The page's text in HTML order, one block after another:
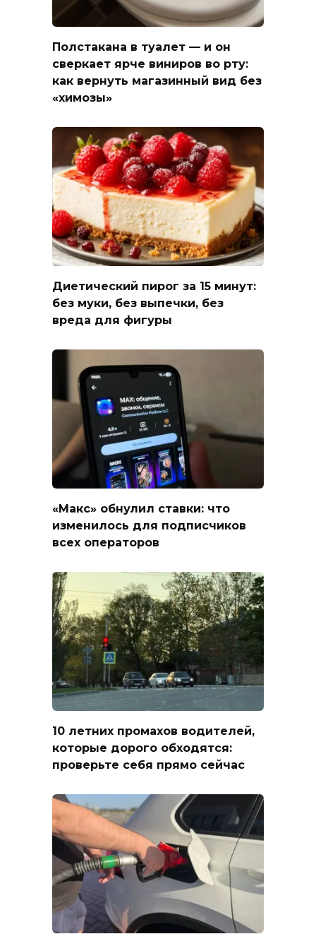
Полстакана в туалет — и он
сверкает ярче виниров во рту:
как вернуть магазинный вид без
«химозы»
Диетический пирог за 15 минут:
без муки, без выпечки, без
вреда для фигуры
«Макс» обнулил ставки: что
изменилось для подписчиков
всех операторов
10 летних промахов водителей,
которые дорого обходятся:
проверьте себя прямо сейчас